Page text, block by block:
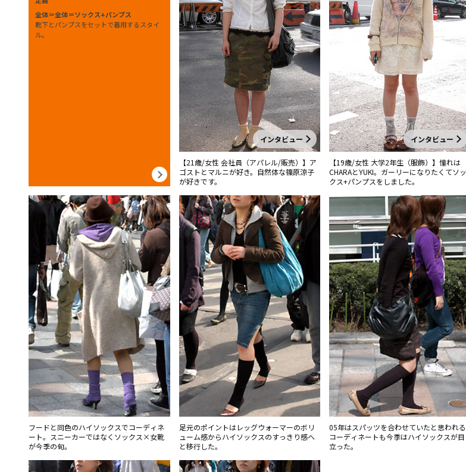
全体＝全体＝ソックス+パンプス
靴下とパンプスをセットで着用するスタイ
ル。
インタビュー
【21歳/女性 会社員（アパレル/販売）】ア
ゴストとマルニが好き。自然体な篠原涼子
が好きです。
インタビュー
【19歳/女性 大学2年生（服飾）】憧れは
CHARAとYUKI。ガーリーになりたくてソッ
クス+パンプスをしました。
フードと同色のハイソックスでコーディネ
ート。スニーカーではなくソックス×女靴
が今季の旬。
足元のポイントはレッグウォーマーのボリ
ューム感からハイソックスのすっきり感へ
と移行した。
05年はスパッツを合わせていたと思われる
コーディネートも今季はハイソックスが目
立った。